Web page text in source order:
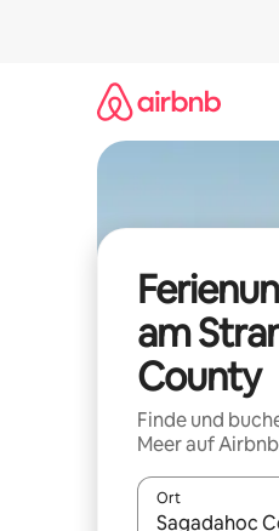
am
County
Finde und
Meer auf
Ort
Wenn